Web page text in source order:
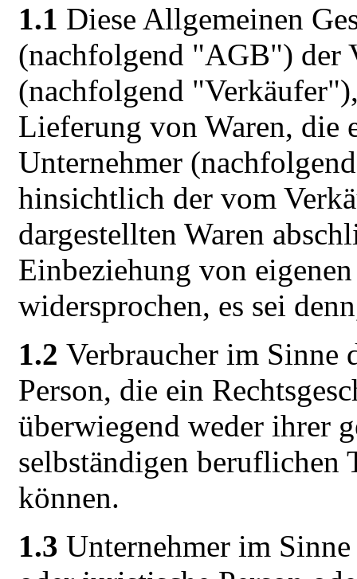
1.1 Diese Allgemeinen
(nachfolgend "AGB") der
(nachfolgend
Lieferung von Waren, die
Unternehmer
hinsichtlich der vom
dargestellten Waren
Einbeziehung von
widersprochen, es sei
1.2 Verbraucher im Sinne
Person, die ein
überwiegend weder ihrer
selbständigen beruflichen
können.
1.3 Unternehmer im